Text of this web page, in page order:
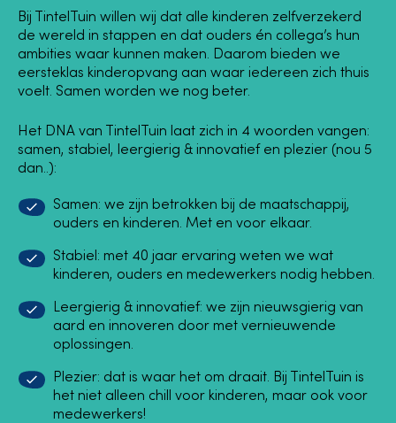
Bij TintelTuin willen wij dat alle kinderen zelfverzekerd
de wereld in stappen en dat ouders én collega’s hun
ambities waar kunnen maken. Daarom bieden we
eersteklas kinderopvang aan waar iedereen zich thuis
voelt. Samen worden we nog beter.
Het DNA van TintelTuin laat zich in 4 woorden vangen:
samen, stabiel, leergierig & innovatief en plezier (nou 5
dan..):
Samen: we zijn betrokken bij de maatschappij,
ouders en kinderen. Met en voor elkaar.
Stabiel: met 40 jaar ervaring weten we wat
kinderen, ouders en medewerkers nodig hebben.
Leergierig & innovatief: we zijn nieuwsgierig van
aard en innoveren door met vernieuwende
oplossingen.
Plezier: dat is waar het om draait. Bij TintelTuin is
het niet alleen chill voor kinderen, maar ook voor
medewerkers!